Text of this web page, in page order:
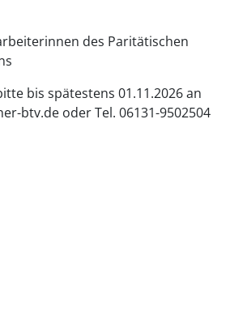
des Paritätischen
bis spätestens 01.11.2026 an
btv.de oder Tel. 06131-9502504